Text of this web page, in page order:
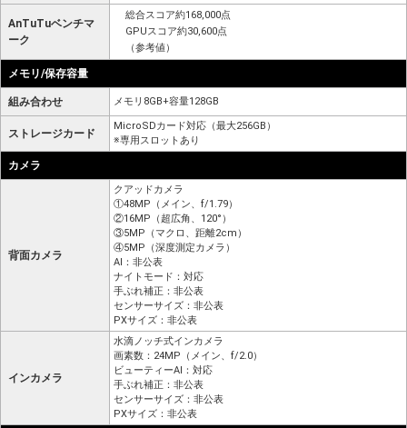
AnTuTuベンチマ
ーク
総合スコア約168,000点
GPUスコア約30,600点
（参考値）
メモリ/保存容量
組み合わせ メモリ8GB+容量128GB
ストレージカード
MicroSDカード対応（最大256GB）
※専用スロットあり
カメラ
背面カメラ
クアッドカメラ
①48MP（メイン、f/1.79）
②16MP（超広角、120°）
③5MP（マクロ、距離2cm）
④5MP（深度測定カメラ）
AI：非公表
ナイトモード：対応
手ぶれ補正：非公表
センサーサイズ：非公表
PXサイズ：非公表
インカメラ
水滴ノッチ式インカメラ
画素数：24MP（メイン、f/2.0）
ビューティーAI：対応
手ぶれ補正：非公表
センサーサイズ：非公表
PXサイズ：非公表